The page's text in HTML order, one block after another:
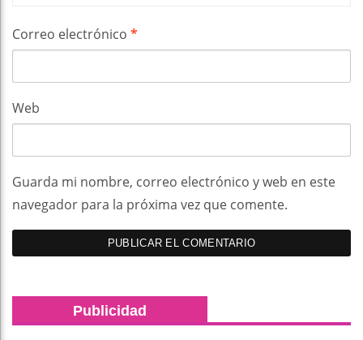
Correo electrónico *
Web
Guarda mi nombre, correo electrónico y web en este
navegador para la próxima vez que comente.
Publicidad